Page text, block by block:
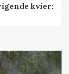
kvier: